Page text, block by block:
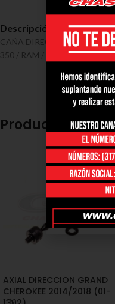
Descripción
CAÑA DIRECCION UNION
350 / RAM / CHEVROLET
Productos
AXIAL DIRECCION GRAND
CHEROKEE 2014/2018 (01-